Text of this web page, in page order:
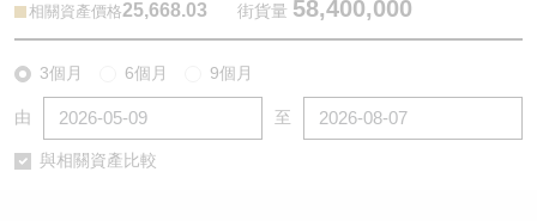
相關資產價格25,668.03 街貨量 58,400,000
3個月 6個月 9個月
由 至
與相關資產比較
認股證/牛熊證日誌
牛熊證到期結算價查詢
中資ETFs溢價比較